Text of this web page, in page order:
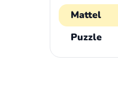
Mattel
Puzzle